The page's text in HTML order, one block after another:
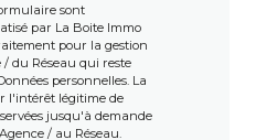
sont
par La Boite Immo
pour la gestion
du Réseau qui reste
personnelles. La
l'intérêt légitime de
jusqu'à demande
/ au Réseau.